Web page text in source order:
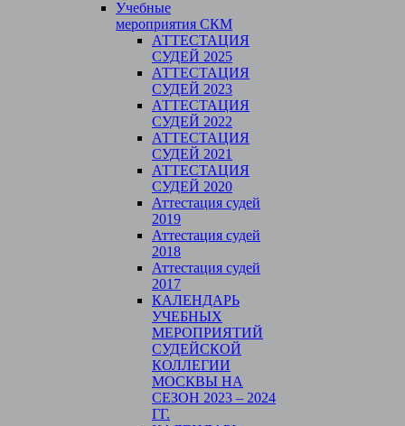
Учебные
мероприятия СКМ
АТТЕСТАЦИЯ
СУДЕЙ 2025
АТТЕСТАЦИЯ
СУДЕЙ 2023
АТТЕСТАЦИЯ
СУДЕЙ 2022
АТТЕСТАЦИЯ
СУДЕЙ 2021
АТТЕСТАЦИЯ
СУДЕЙ 2020
Аттестация судей
2019
Аттестация судей
2018
Аттестация судей
2017
КАЛЕНДАРЬ
УЧЕБНЫХ
МЕРОПРИЯТИЙ
СУДЕЙСКОЙ
КОЛЛЕГИИ
МОСКВЫ НА
СЕЗОН 2023 – 2024
ГГ.